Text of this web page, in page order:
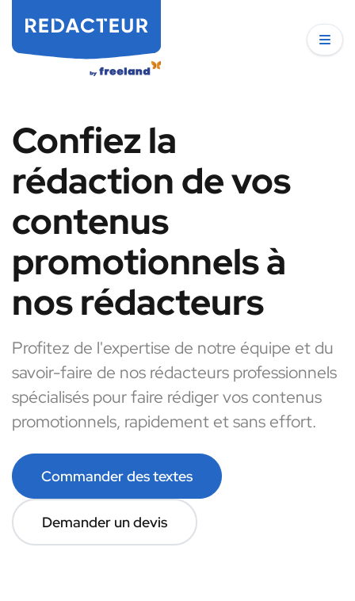
Confiez la
rédaction de vos
contenus
promotionnels à
nos rédacteurs
Profitez de l'expertise de notre équipe et du
savoir-faire de nos rédacteurs professionnels
spécialisés pour faire rédiger vos contenus
promotionnels, rapidement et sans effort.
Commander des textes
Demander un devis